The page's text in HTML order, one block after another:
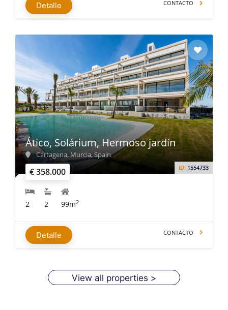
Detalle CONTACTO
€ 358.000 ID: 1554733
Ático, Solárium, Hermoso jardín
Cartagena, Murcia, Spain
2 2 99m2
Detalle CONTACTO
View all properties >